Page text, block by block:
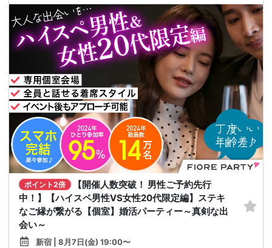
ポイント2倍
【開催人数突破！ 男性ご予約先行
中！】【ハイスペ男性VS女性20代限定編】ステキ
なご縁が繋がる【個室】婚活パーティー～真剣な出
会い～
新宿 | 8月7日(金) 19:00〜